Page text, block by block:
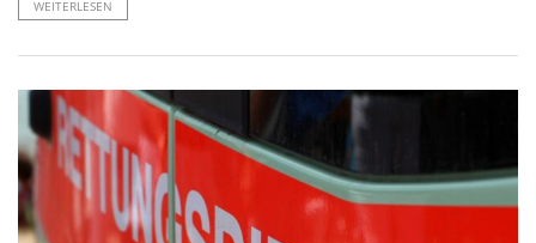
WEITERLESEN